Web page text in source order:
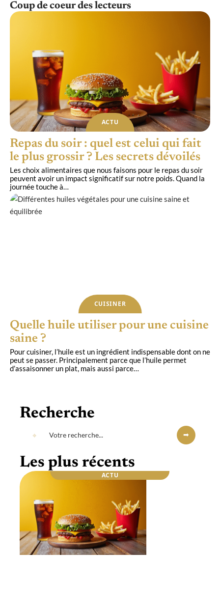
Coup de coeur des lecteurs
ACTU
Repas du soir : quel est celui qui fait
le plus grossir ? Les secrets dévoilés
Les choix alimentaires que nous faisons pour le repas du soir
peuvent avoir un impact significatif sur notre poids. Quand la
journée touche à…
CUISINER
Quelle huile utiliser pour une cuisine
saine ?
Pour cuisiner, l’huile est un ingrédient indispensable dont on ne
peut se passer. Principalement parce que l’huile permet
d’assaisonner un plat, mais aussi parce
Recherche
Les plus récents
ACTU